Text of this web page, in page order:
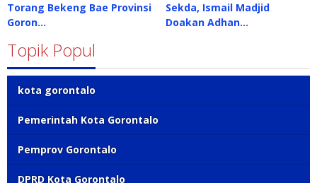
Torang Bekeng Bae Provinsi
Goron…
Sekda, Ismail Madjid
Doakan Adhan…
Topik Popul
kota gorontalo
Pemerintah Kota Gorontalo
Pemprov Gorontalo
DPRD Kota Gorontalo